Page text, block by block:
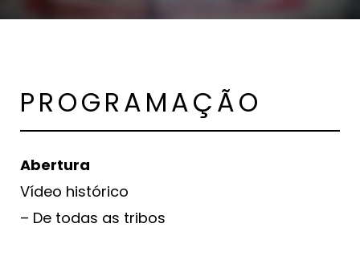
PROGRAMAÇÃO
Abertura
Vídeo histórico
– De todas as tribos